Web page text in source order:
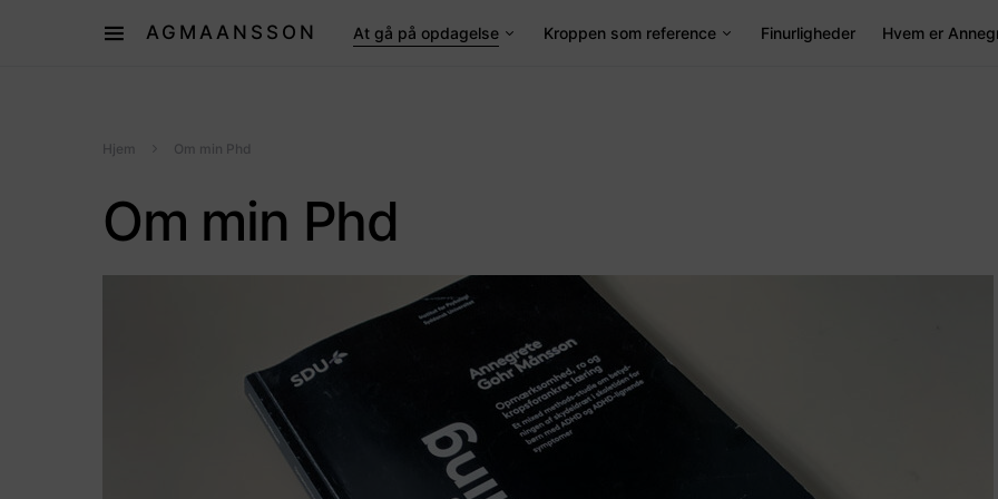
AGMAANSSON At gå på opdagelse Kroppen som reference Finurligheder Hvem er
Hjem Om min Phd
Om min Phd